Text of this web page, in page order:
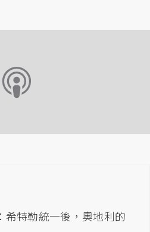
希特勒統一後，奧地利的